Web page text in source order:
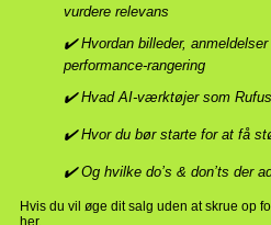
vurdere relevans
✔️ Hvordan billeder,
performance-rangering
✔️ Hvad AI-værktøjer som
✔️ Hvor du bør starte for at få
✔️ Og hvilke do’s & don’ts der
Hvis du vil øge dit salg uden at skrue op
her.